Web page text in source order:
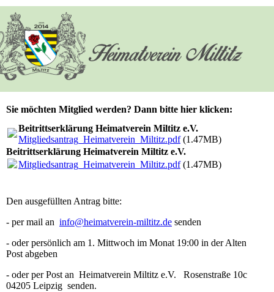
Sie möchten Mitglied werden? Dann bitte hier klicken:
Beitrittserklärung Heimatverein Miltitz e.V.
Mitgliedsantrag_Heimatverein_Miltitz.pdf(1.47MB)
Beitrittserklärung Heimatverein Miltitz e.V.
Mitgliedsantrag_Heimatverein_Miltitz.pdf(1.47MB)
Den ausgefüllten Antrag bitte:
- per mail an info@heimatverein-miltitz.de senden
- oder persönlich am 1. Mittwoch im Monat 19:00 in der Alten
Post abgeben
- oder per Post an Heimatverein Miltitz e.V. Rosenstraße 10c
04205 Leipzig senden.